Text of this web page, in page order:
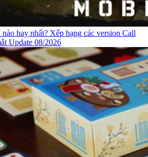
hay nhất? Xếp hạng các version Call
Update 08/2026